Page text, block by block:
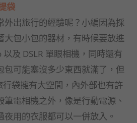
袋
外出旅行的經驗呢？小編因為採
大包小包的器材，有時候要放進
及 DSLR 單眼相機，同時還有
包可能塞沒多少東西就滿了，但
袋擁有大空間，內外部也有許
電相機之外，像是行動電源、
用的衣服都可以一併放入。